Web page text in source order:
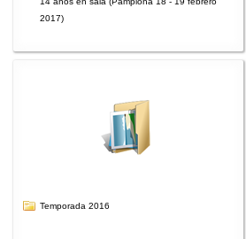
2017)
Temporada 2016